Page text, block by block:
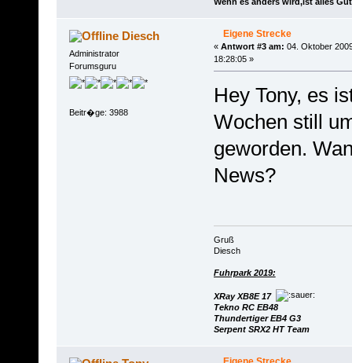
Diesch
Administrator
Forumsguru
Beitr�ge: 3988
Eigene Strecke
« Antwort #3 am: 04. Oktober
18:28:05 »
Hey Tony, es
Wochen still
geworden.
News?
Gruß
Diesch
Fuhrpark 2019:
XRay XB8E 17
Tekno RC EB48
Thundertiger EB4 G3
Serpent SRX2 HT Team